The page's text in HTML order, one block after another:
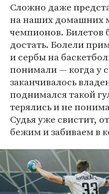
Сложно даже
на наших домашних
чемпионов. Билетов
достать. Болели
и сербы на
понимали — когда у
заканчивалось
поднимался такой
терялись и не
Судья уже свистит,
бежим и забиваем в